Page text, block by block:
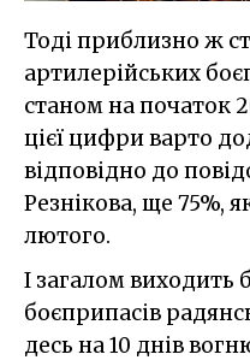
Тоді приблизно ж
артилерійських
станом на початок
цієї цифри варто
відповідно до
Резнікова, ще 75%,
лютого.
І загалом виходить
боєприпасів
десь на 10 днів